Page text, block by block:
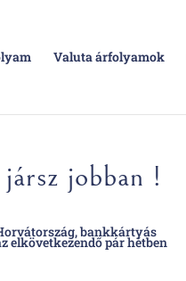
Valuta árfolyamok
jobban !
bankkártyás
elkövetkezendő pár hétben